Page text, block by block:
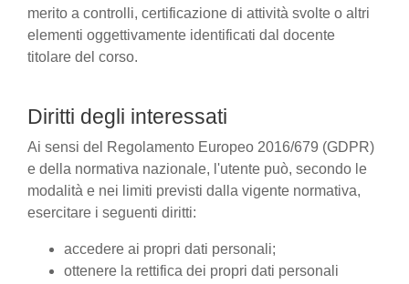
merito a controlli, certificazione di attività svolte o altri
elementi oggettivamente identificati dal docente
titolare del corso.
Diritti degli interessati
Ai sensi del Regolamento Europeo 2016/679 (GDPR)
e della normativa nazionale, l'utente può, secondo le
modalità e nei limiti previsti dalla vigente normativa,
esercitare i seguenti diritti:
accedere ai propri dati personali;
ottenere la rettifica dei propri dati personali